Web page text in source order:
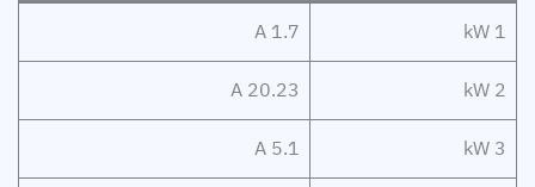
1 kW
1.7 A
2 kW
20.23 A
3 kW
5.1 A